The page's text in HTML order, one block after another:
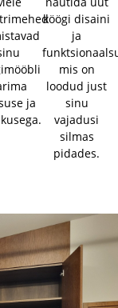
ja
köögi disaini
ja
mis on
loodud just
sinu
vajadusi
silmas
pidades.